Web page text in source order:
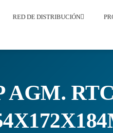
RED DE DISTRIBUCIÓN